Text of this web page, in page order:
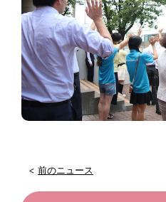
< 前のニュース